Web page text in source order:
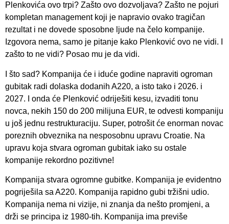
Plenkovića ovo trpi? Zašto ovo dozvoljava? Zašto ne pojuri
kompletan management koji je napravio ovako tragičan
rezultat i ne dovede sposobne ljude na čelo kompanije.
Izgovora nema, samo je pitanje kako Plenković ovo ne vidi. I
zašto to ne vidi? Posao mu je da vidi.
I što sad? Kompanija će i iduće godine napraviti ogroman
gubitak radi dolaska dodanih A220, a isto tako i 2026. i
2027. I onda će Plenković odriješiti kesu, izvaditi tonu
novca, nekih 150 do 200 milijuna EUR, te odvesti kompaniju
u još jednu restrukturaciju. Super, potrošit će enorman novac
poreznih obveznika na nesposobnu upravu Croatie. Na
upravu koja stvara ogroman gubitak iako su ostale
kompanije rekordno pozitivne!
Kompanija stvara ogromne gubitke. Kompanija je evidentno
pogriješila sa A220. Kompanija rapidno gubi tržišni udio.
Kompanija nema ni vizije, ni znanja da nešto promjeni, a
drži se principa iz 1980-tih. Kompanija ima previše